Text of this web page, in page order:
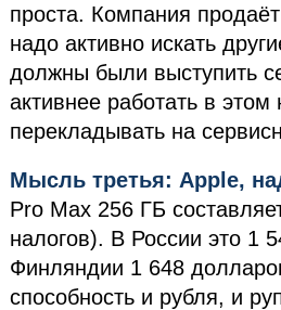
проста. Компания
надо активно искать
должны были выступить
активнее работать в
перекладывать на
Мысль третья: Apple,
Pro Max 256 ГБ
налогов). В России это 1
Финляндии 1 648
способность и рубля, и